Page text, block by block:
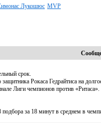
Лукошюс MVP
срок.
Рокаса Гедрайтиса на
Лиги чемпионов против
подбора за 18 минут в среднем в